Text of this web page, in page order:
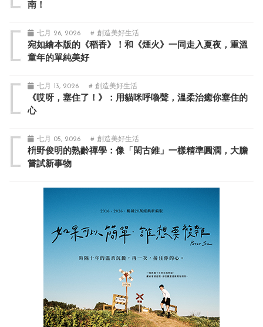
南！
七月 26, 2026 # 創造美好生活
宛如繪本版的《稻香》！和《煙火》一同走入夏夜，重溫
童年的單純美好
七月 13, 2026 # 創造美好生活
《哎呀，塞住了！》：用貓咪呼嚕聲，溫柔治癒你塞住的
心
七月 05, 2026 # 創造美好生活
枡野俊明的熟齡禪學：像「閑古錐」一樣精準圓潤，大膽
嘗試新事物